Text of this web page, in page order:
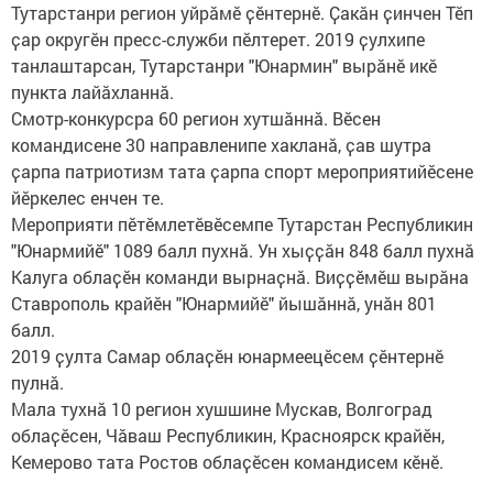
Тутарстанри регион уйрӑмӗ ҫӗнтернӗ. Ҫакӑн ҫинчен Тӗп
ҫар округӗн пресс-служби пӗлтерет. 2019 ҫулхипе
танлаштарсан, Тутарстанри "Юнармин" вырӑнӗ икӗ
пункта лайӑхланнӑ.
Смотр-конкурсра 60 регион хутшӑннӑ. Вӗсен
командисене 30 направленипе хакланӑ, ҫав шутра
ҫарпа патриотизм тата ҫарпа спорт мероприятийӗсене
йӗркелес енчен те.
Мероприяти пӗтӗмлетӗвӗсемпе Тутарстан Республикин
"Юнармийӗ" 1089 балл пухнӑ. Ун хыҫҫӑн 848 балл пухнӑ
Калуга облаҫӗн команди вырнаҫнӑ. Виҫҫӗмӗш вырăна
Ставрополь крайӗн "Юнармийӗ" йышӑннӑ, унӑн 801
балл.
2019 ҫулта Самар облаҫӗн юнармеецӗсем ҫӗнтернӗ
пулнӑ.
Мала тухнӑ 10 регион хушшине Мускав, Волгоград
облаҫӗсен, Чӑваш Республикин, Красноярск крайӗн,
Кемерово тата Ростов облаҫӗсен командисем кӗнӗ.